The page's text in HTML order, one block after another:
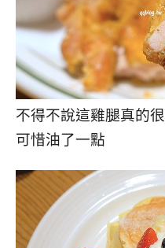
不得不說這雞腿真的
可惜油了一點